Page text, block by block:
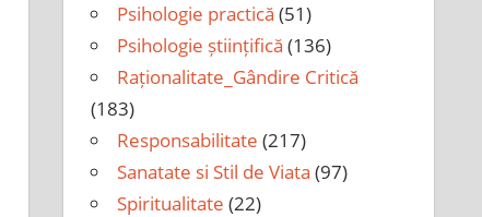
Psihologie practică (51)
Psihologie științifică (136)
Raționalitate_Gândire Critică
(183)
Responsabilitate (217)
Sanatate si Stil de Viata (97)
Spiritualitate (22)